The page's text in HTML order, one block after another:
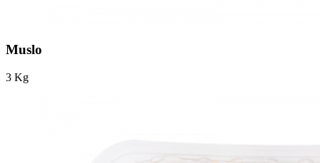
Muslo
3 Kg